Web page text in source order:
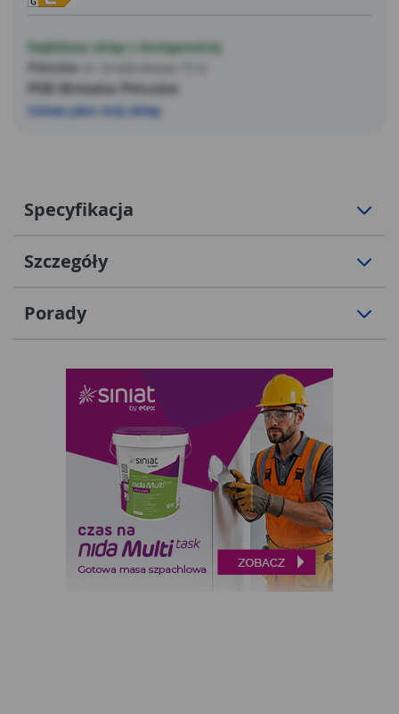
Najbliższy sklep z dostępnością
Pińczów
PSB Mrówka Pińczów
Ustaw jako mój sklep
Specyfikacja
Szczegóły
Porady